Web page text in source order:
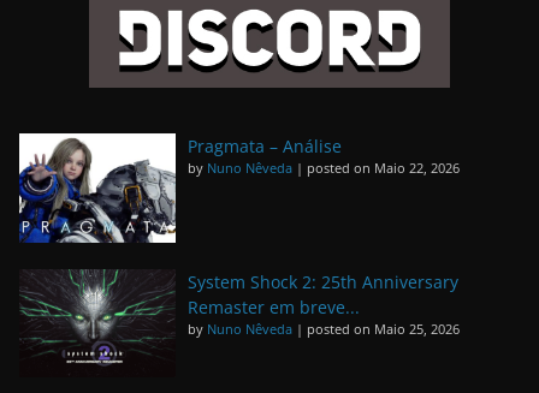
Pragmata – Análise
by Nuno Nêveda | posted on Maio 22, 2026
System Shock 2: 25th Anniversary
Remaster em breve...
by Nuno Nêveda | posted on Maio 25, 2026